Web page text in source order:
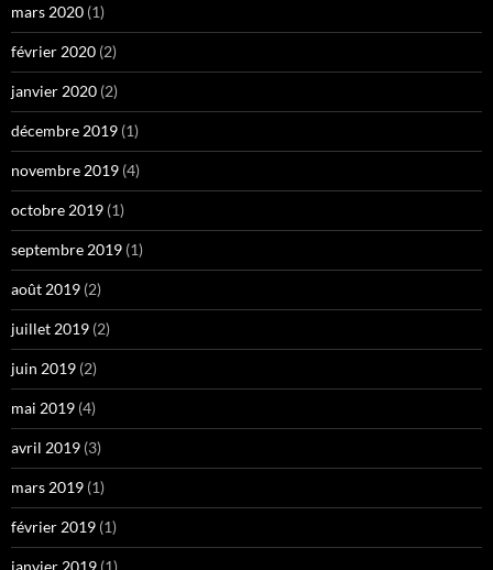
mars 2020 (1)
février 2020 (2)
janvier 2020 (2)
décembre 2019 (1)
novembre 2019 (4)
octobre 2019 (1)
septembre 2019 (1)
août 2019 (2)
juillet 2019 (2)
juin 2019 (2)
mai 2019 (4)
avril 2019 (3)
mars 2019 (1)
février 2019 (1)
janvier 2019 (1)